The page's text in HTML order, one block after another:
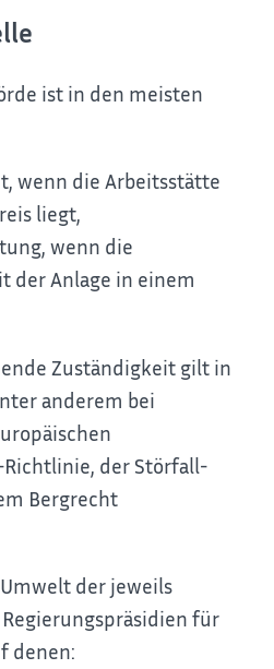
ist in den meisten
wenn die Arbeitsstätte
liegt,
wenn die
der Anlage in einem
Zuständigkeit gilt in
anderem bei
der Störfall-
Bergrecht
der jeweils
für
denen: